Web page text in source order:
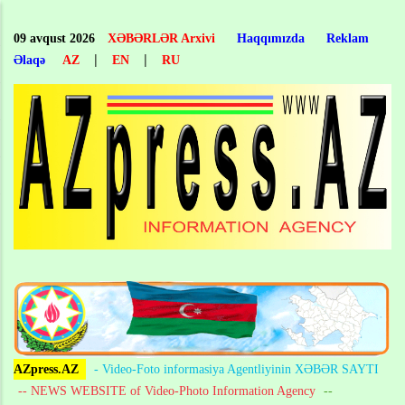
main
content
09 avqust 2026 XƏBƏRLƏR Arxivi Haqqımızda
Reklam
Əlaqə
AZ | EN | RU
AZpress.AZ
- Video-Foto informasiya Agentliyinin XƏBƏR SAYTI
-- NEWS WEBSITE of Video-Photo Information Agency --